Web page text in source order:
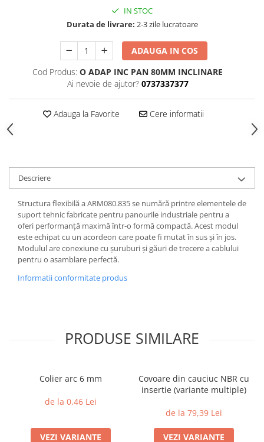
IN STOC
Durata de livrare: 2-3 zile lucratoare
ADAUGA IN COS
Cod Produs: O ADAP INC PAN 80MM INCLINARE
Ai nevoie de ajutor? 0737337377
Adauga la Favorite Cere informatii
Descriere
Structura flexibilă a ARM080.835 se numără printre elementele de
suport tehnic fabricate pentru panourile industriale pentru a
oferi performanță maximă într-o formă compactă. Acest modul
este echipat cu un acordeon care poate fi mutat în sus și în jos.
Modulul are conexiune cu șuruburi și găuri de trecere a cablului
pentru o asamblare perfectă.
Informatii conformitate produs
PRODUSE SIMILARE
Colier arc 6 mm
de la 0,46 Lei
VEZI VARIANTE
Covoare din cauciuc NBR cu
insertie (variante multiple)
de la 79,39 Lei
VEZI VARIANTE